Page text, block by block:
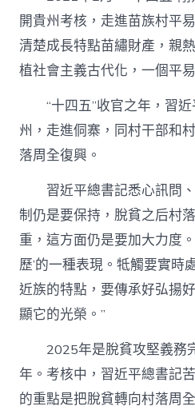
開貴州考核，走進苗族村平
清楚成長特點苗繡財產，親
植社會主義古代化，一個平
“十四五”收官之年，習
州，走進侗寨，同村干部和
落周全復興。
習近平總書記悉心訊問
制仍是要保持，脫貧之后村
重，這方面仍是要加大力度
歷’的一種表現。牴觸要實時
近族的特點，要傳承好弘揚
顯它的光榮。”
2025年是脫貧攻堅義務
年。考核中，習近平總書記
的重點是把脫貧轉向村落周